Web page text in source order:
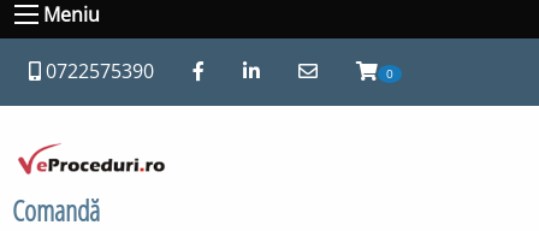
Meniu
0722575390 0
Comandă